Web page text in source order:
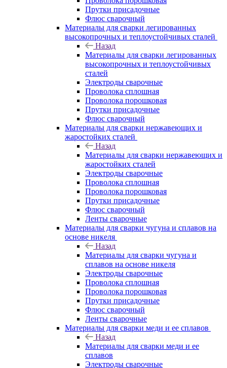
Прутки присадочные
Флюс сварочный
Материалы для сварки легированных
высокопрочных и теплоустойчивых сталей
Назад
Материалы для сварки легированных
высокопрочных и теплоустойчивых
сталей
Электроды сварочные
Проволока сплошная
Проволока порошковая
Прутки присадочные
Флюс сварочный
Материалы для сварки нержавеющих и
жаростойких сталей
Назад
Материалы для сварки нержавеющих и
жаростойких сталей
Электроды сварочные
Проволока сплошная
Проволока порошковая
Прутки присадочные
Флюс сварочный
Ленты сварочные
Материалы для сварки чугуна и сплавов на
основе никеля
Назад
Материалы для сварки чугуна и
сплавов на основе никеля
Электроды сварочные
Проволока сплошная
Проволока порошковая
Прутки присадочные
Флюс сварочный
Ленты сварочные
Материалы для сварки меди и ее сплавов
Назад
Материалы для сварки меди и ее
сплавов
Электроды сварочные